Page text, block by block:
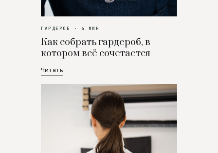
ГАРДЕРОБ · 4 МИН
Как собрать гардероб, в
котором всё сочетается
Читать